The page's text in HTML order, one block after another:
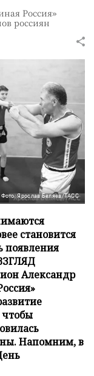
Россия»
россиян
Фото: Ярослав Беляев/ТАСС
становится
появления
Александр
чтобы
Напомним, в